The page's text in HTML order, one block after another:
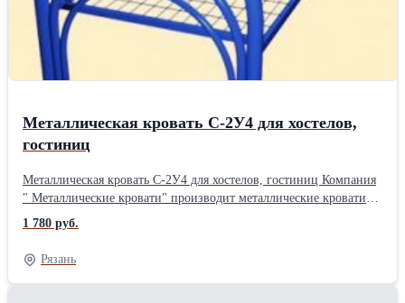
белье). Купить металлические кровати можно только оптом -
минимум от 10 кроватей. Розницы нет. Организуем доставку в
любой город России, в Белоруссию и в Казахстан.
Металлическая кровать С-2У4 для хостелов,
гостиниц
Металлическая кровать С-2У4 для хостелов, гостиниц Компания
" Металлические кровати" производит металлические кровати
для хостелов и гостиниц эконом-класса артикул С-2У4. Спинки
кровати изготовлены из трубы диаметром 51 мм. Спальное
место размер 190*80 см, сетка сварная 10*5 см, одно усиление
на спальном месте. Цветовые решения: серый, белый,
1 780 руб.
Рязань